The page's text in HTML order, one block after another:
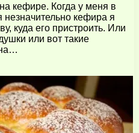
кефире. Когда у меня в
незначительно кефира я
куда его пристроить. Или
или вот такие